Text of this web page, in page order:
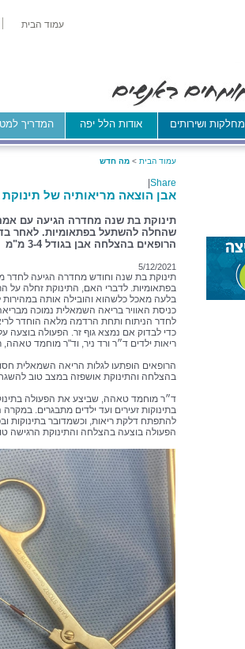
עמוד הבית
מחלקות ושירותים אודות הלל יפה המדריך
עמוד הבית > מה חדש
Share
אבן הוצאה מריאותיה של
תינוקת בת שנה מחדרה הגיעה עם אמה
שהחלה להשתעל בפתאומיות. לאחר
הרופאים בהצלחה אבן בגודל 3-4 מ"מ
5/12/2021
תינוקת בת שנה וחודש מחדרה הגיעה לחדר
בפתאומיות. לדברי האם, התינוקת זחלה
בלעה מאכל כלשהוא והובילה אותה במהירות
כניסת האוויר בריאה השמאלית נמוכה
לחדר הניתוח ותחת הרדמה מלאה הוחדר
כדי לבדוק אם נמצא גוף זר. הפעולה בוצעה
ריאות ילדים ד״ר ורד ניר, וד"ר מוחמד טאהה,
בהצלחה והתינוקת אושפזה במצב טוב
ד״ר מוחמד טאהה, שביצע את הפעולה
בתינוקות זעירים ועד ילדים מתבגרים.
להתפתח דלקת ריאות, וכשמדובר בתינוקות
הפעולה בוצעה בהצלחה והתינוקת הרגישה